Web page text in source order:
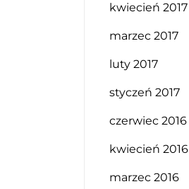
kwiecień 2017
marzec 2017
luty 2017
styczeń 2017
czerwiec 2016
kwiecień 2016
marzec 2016